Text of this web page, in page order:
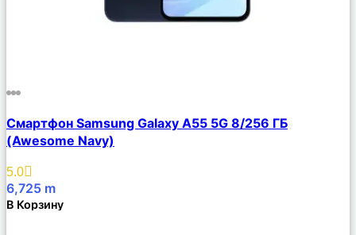
Описание
Избранное
Смартфон Samsung Galaxy A55 5G 8/256 ГБ
(Awesome Navy)
5.0
6,725 m
В Корзину